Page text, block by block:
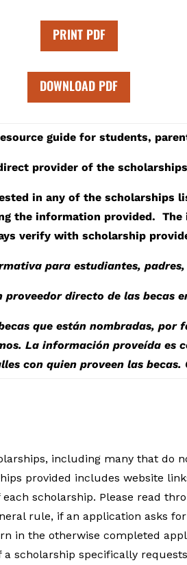
PRINT PDF
DOWNLOAD PDF
guide for students,
provider of the
in any of the scholarships
the information provided.
verify with scholarship
para estudiantes, padres,
proveedor directo de las becas
que están nombradas, por
La información proveída es
con quien proveen las becas.
including many that
provided includes website
scholarship. Please read
rule, if an application asks
in the otherwise completed
scholarship specifically